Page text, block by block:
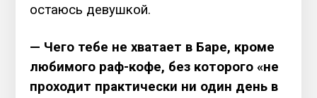
остаюсь девушкой.
— Чего тебе не хватает в Баре, кроме
любимого раф-кофе, без которого «не
проходит практически ни один день в